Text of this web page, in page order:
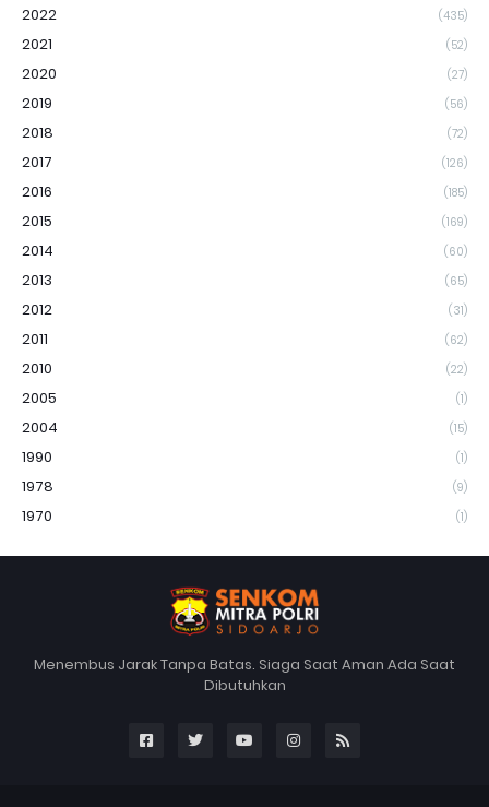
2022 (435)
2021 (52)
2020 (27)
2019 (56)
2018 (72)
2017 (126)
2016 (185)
2015 (169)
2014 (60)
2013 (65)
2012 (31)
2011 (62)
2010 (22)
2005 (1)
2004 (15)
1990 (1)
1978 (9)
1970 (1)
Menembus Jarak Tanpa Batas. Siaga Saat Aman Ada Saat
Dibutuhkan